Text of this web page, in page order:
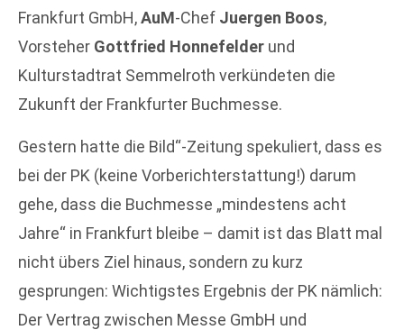
Frankfurt GmbH,AuM-Chef Juergen Boos,
Vorsteher Gottfried Honnefelder und
Kulturstadtrat Semmelroth verkündeten die
Zukunft der Frankfurter Buchmesse.
Gestern hatte die Bild“-Zeitung spekuliert, dass es
bei der PK (keine Vorberichterstattung!) darum
gehe, dass die Buchmesse „mindestens acht
Jahre“ in Frankfurt bleibe – damit ist das Blatt mal
nicht übers Ziel hinaus, sondern zu kurz
gesprungen: Wichtigstes Ergebnis der PK nämlich:
Der Vertrag zwischen Messe GmbH und